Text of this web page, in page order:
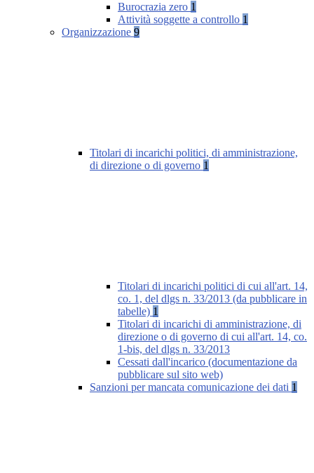
Burocrazia zero 1
Attività soggette a controllo 1
Organizzazione 9
Titolari di incarichi politici, di amministrazione,
di direzione o di governo 1
Titolari di incarichi politici di cui all'art. 14,
co. 1, del dlgs n. 33/2013 (da pubblicare in
tabelle) 1
Titolari di incarichi di amministrazione, di
direzione o di governo di cui all'art. 14, co.
1-bis, del dlgs n. 33/2013
Cessati dall'incarico (documentazione da
pubblicare sul sito web)
Sanzioni per mancata comunicazione dei dati 1